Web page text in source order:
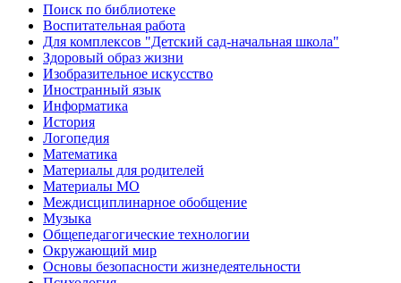
Поиск по библиотеке
Воспитательная работа
Для комплексов "Детский сад-начальная школа"
Здоровый образ жизни
Изобразительное искусство
Иностранный язык
Информатика
История
Логопедия
Математика
Материалы для родителей
Материалы МО
Междисциплинарное обобщение
Музыка
Общепедагогические технологии
Окружающий мир
Основы безопасности жизнедеятельности